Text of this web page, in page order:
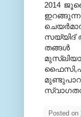
2014
സയ്യിദ്
തങ്ങള്‍
Posted on